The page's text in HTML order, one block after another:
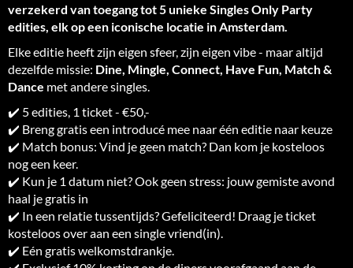
verzekerd van toegang tot 5 unieke Singles Only Party
edities, elk op een iconische locatie in Amsterdam.
Elke editie heeft zijn eigen sfeer, zijn eigen vibe - maar altijd
dezelfde missie: Dine, Mingle, Connect, Have Fun, Match &
Dance met andere singles.
✔️ 5 edities, 1 ticket - €50,-
✔️ Breng gratis een introducé mee naar één editie naar keuze
✔️ Match bonus: Vind je geen match? Dan kom je kosteloos
nog een keer.
✔️ Kun je 1 datum niet? Ook geen stress: jouw gemiste avond
haal je gratis in
✔️ In een relatie tussentijds? Gefeliciteerd! Draag je ticket
kosteloos over aan een single vriend(in).
✔️ Eén gratis welkomstdrankje.